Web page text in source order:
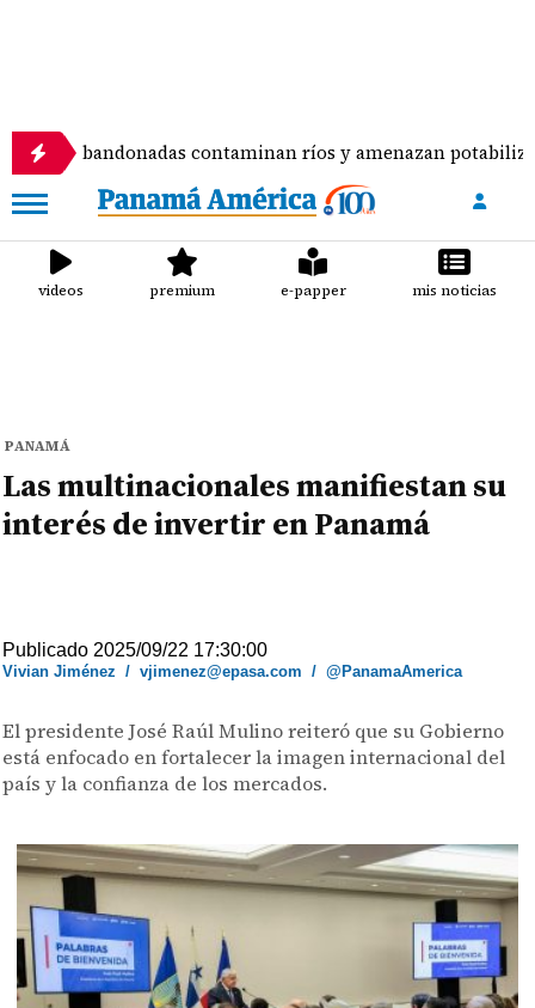
contaminan ríos y amenazan potabilizadora en
videos premium e-papper mis noticias
PANAMÁ
Las multinacionales manifiestan su
interés de invertir en Panamá
Publicado 2025/09/22 17:30:00
Vivian Jiménez /vjimenez@epasa.com /@PanamaAmerica
El presidente José Raúl Mulino reiteró que su Gobierno
está enfocado en fortalecer la imagen internacional del
país y la confianza de los mercados.